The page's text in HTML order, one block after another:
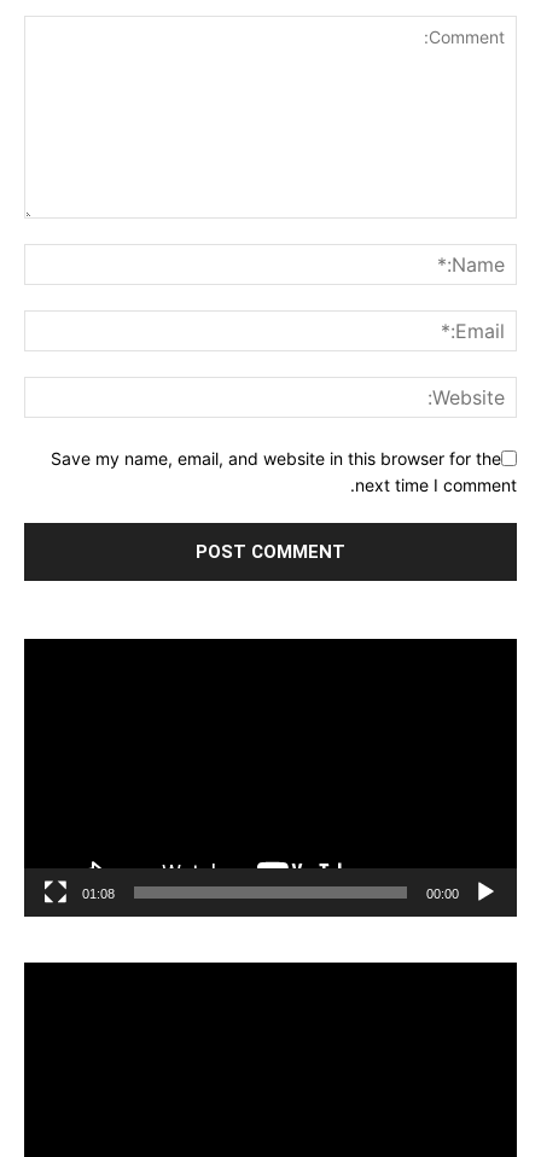
Save my name, email, and website in this browser for the
next time I comment.
00:00
01:08